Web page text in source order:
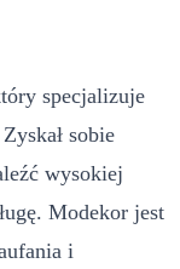
specjalizuje
sobie
wysokiej
Modekor jest
i